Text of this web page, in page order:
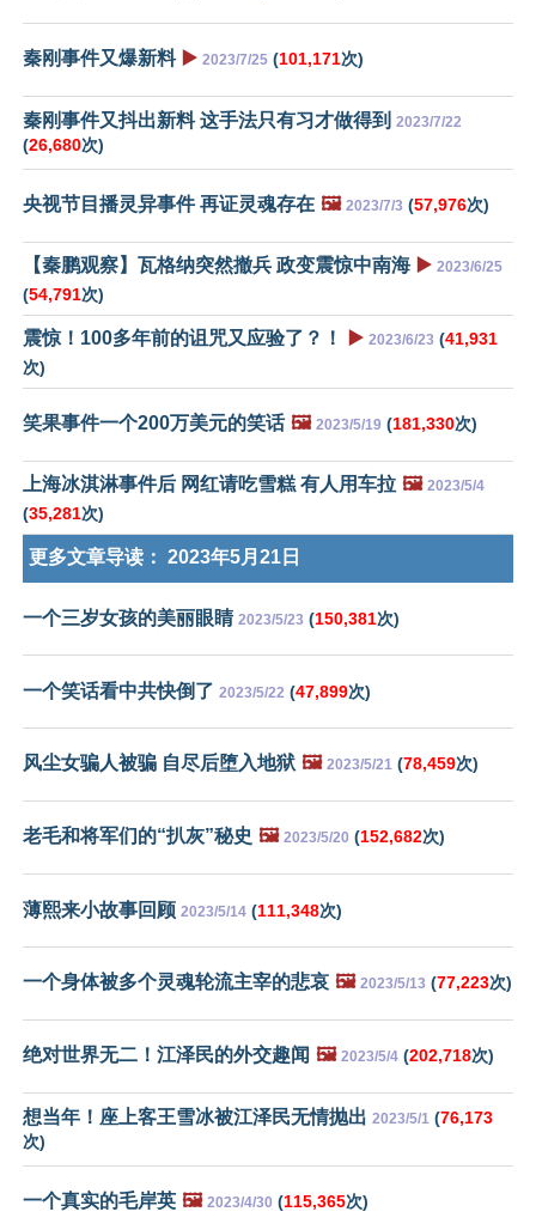
秦刚事件又爆新料 ▶️ 2023/7/25 (101,171次)
秦刚事件又抖出新料 这手法只有习才做得到 2023/7/22
(26,680次)
央视节目播灵异事件 再证灵魂存在 🖼️ 2023/7/3 (57,976次)
【秦鹏观察】瓦格纳突然撤兵 政变震惊中南海 ▶️ 2023/6/25
(54,791次)
震惊！100多年前的诅咒又应验了？！ ▶️ 2023/6/23 (41,931
次)
笑果事件一个200万美元的笑话 🖼️ 2023/5/19 (181,330次)
上海冰淇淋事件后 网红请吃雪糕 有人用车拉 🖼️ 2023/5/4
(35,281次)
更多文章导读： 2023年5月21日
一个三岁女孩的美丽眼睛 2023/5/23 (150,381次)
一个笑话看中共快倒了 2023/5/22 (47,899次)
风尘女骗人被骗 自尽后堕入地狱 🖼️ 2023/5/21 (78,459次)
老毛和将军们的“扒灰”秘史 🖼️ 2023/5/20 (152,682次)
薄熙来小故事回顾 2023/5/14 (111,348次)
一个身体被多个灵魂轮流主宰的悲哀 🖼️ 2023/5/13 (77,223次)
绝对世界无二！江泽民的外交趣闻 🖼️ 2023/5/4 (202,718次)
想当年！座上客王雪冰被江泽民无情抛出 2023/5/1 (76,173
次)
一个真实的毛岸英 🖼️ 2023/4/30 (115,365次)